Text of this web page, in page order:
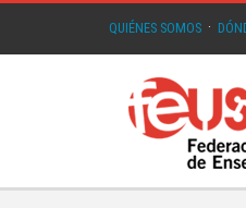
QUIÉNES SOMOS ·